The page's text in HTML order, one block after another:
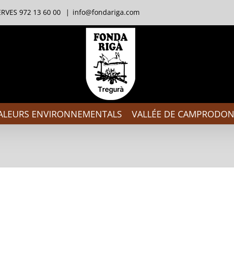
972 13 60 00 | info@fondariga.com
ENVIRONNEMENTALS VALLÉE DE CAMPRODON